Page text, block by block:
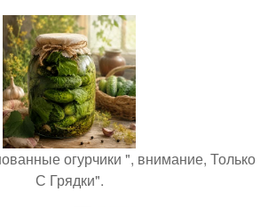
огурчики ", внимание, Только
С Грядки".